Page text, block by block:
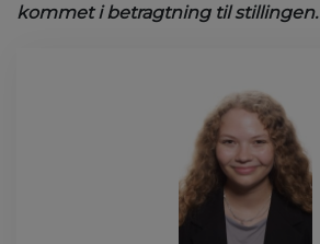
kommet i betragtning til stillingen.